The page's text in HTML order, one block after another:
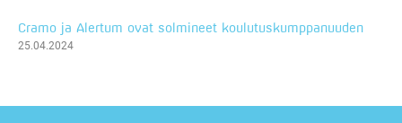
Cramo ja Alertum ovat solmineet koulutuskumppanuuden
25.04.2024